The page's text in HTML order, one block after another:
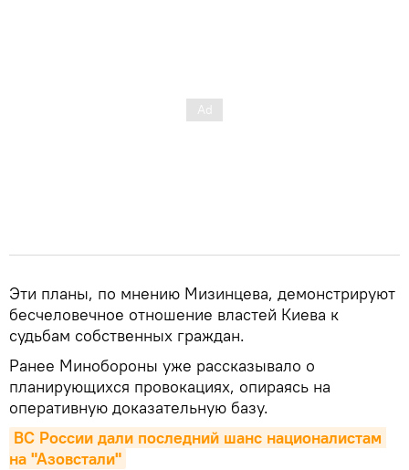
Эти планы, по мнению Мизинцева, демонстрируют
бесчеловечное отношение властей Киева к
судьбам собственных граждан.
Ранее Минобороны уже рассказывало о
планирующихся провокациях, опираясь на
оперативную доказательную базу.
ВС России дали последний шанс националистам
на "Азовстали"